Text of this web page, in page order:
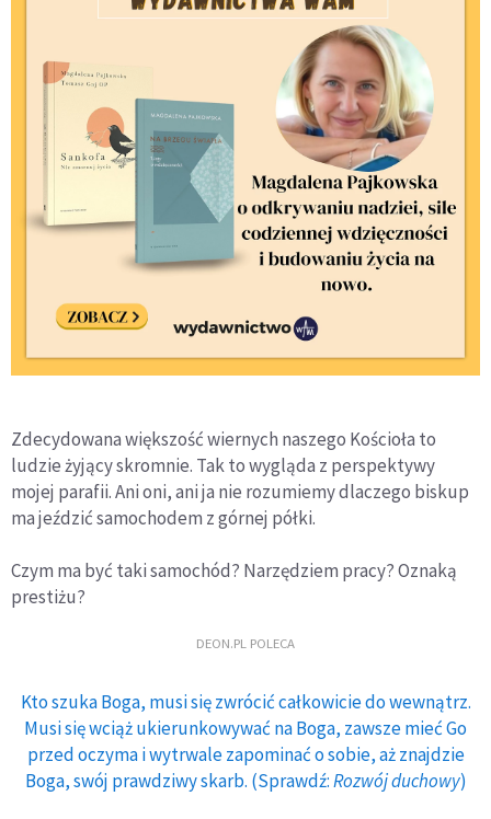
Zdecydowana większość wiernych naszego Kościoła to
ludzie żyjący skromnie. Tak to wygląda z perspektywy
mojej parafii. Ani oni, ani ja nie rozumiemy dlaczego biskup
ma jeździć samochodem z górnej półki.
Czym ma być taki samochód? Narzędziem pracy? Oznaką
prestiżu?
DEON.PL POLECA
Kto szuka Boga, musi się zwrócić całkowicie do wewnątrz.
Musi się wciąż ukierunkowywać na Boga, zawsze mieć Go
przed oczyma i wytrwale zapominać o sobie, aż znajdzie
Boga, swój prawdziwy skarb. (Sprawdź:Rozwój duchowy)